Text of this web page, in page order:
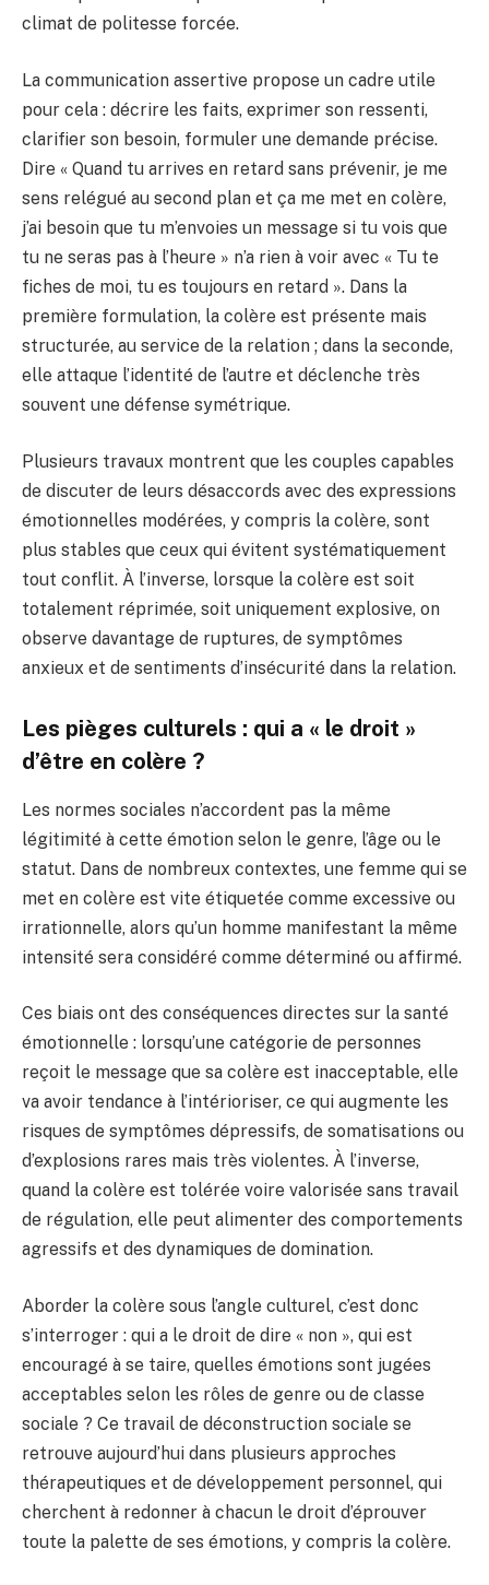
climat de politesse forcée.
La communication assertive propose un cadre utile
pour cela : décrire les faits, exprimer son ressenti,
clarifier son besoin, formuler une demande précise.
Dire « Quand tu arrives en retard sans prévenir, je me
sens relégué au second plan et ça me met en colère,
j’ai besoin que tu m’envoies un message si tu vois que
tu ne seras pas à l’heure » n’a rien à voir avec « Tu te
fiches de moi, tu es toujours en retard ». Dans la
première formulation, la colère est présente mais
structurée, au service de la relation ; dans la seconde,
elle attaque l’identité de l’autre et déclenche très
souvent une défense symétrique.
Plusieurs travaux montrent que les couples capables
de discuter de leurs désaccords avec des expressions
émotionnelles modérées, y compris la colère, sont
plus stables que ceux qui évitent systématiquement
tout conflit. À l’inverse, lorsque la colère est soit
totalement réprimée, soit uniquement explosive, on
observe davantage de ruptures, de symptômes
anxieux et de sentiments d’insécurité dans la relation.
Les pièges culturels : qui a « le droit »
d’être en colère ?
Les normes sociales n’accordent pas la même
légitimité à cette émotion selon le genre, l’âge ou le
statut. Dans de nombreux contextes, une femme qui se
met en colère est vite étiquetée comme excessive ou
irrationnelle, alors qu’un homme manifestant la même
intensité sera considéré comme déterminé ou affirmé.
Ces biais ont des conséquences directes sur la santé
émotionnelle : lorsqu’une catégorie de personnes
reçoit le message que sa colère est inacceptable, elle
va avoir tendance à l’intérioriser, ce qui augmente les
risques de symptômes dépressifs, de somatisations ou
d’explosions rares mais très violentes. À l’inverse,
quand la colère est tolérée voire valorisée sans travail
de régulation, elle peut alimenter des comportements
agressifs et des dynamiques de domination.
Aborder la colère sous l’angle culturel, c’est donc
s’interroger : qui a le droit de dire « non », qui est
encouragé à se taire, quelles émotions sont jugées
acceptables selon les rôles de genre ou de classe
sociale ? Ce travail de déconstruction sociale se
retrouve aujourd’hui dans plusieurs approches
thérapeutiques et de développement personnel, qui
cherchent à redonner à chacun le droit d’éprouver
toute la palette de ses émotions, y compris la colère.